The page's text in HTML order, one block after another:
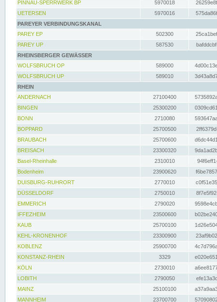
PINNAU-SPERRWERK BP
5970018
UETERSEN
5970016
PAREYER VERBINDUNGSKANAL
PAREY EP
502300
PAREY UP
587530
RHEINSBERGER GEWÄSSER
WOLFSBRUCH OP
589000
WOLFSBRUCH UP
589010
RHEIN
ANDERNACH
27100400
BINGEN
25300200
BONN
2710080
BOPPARD
25700500
BRAUBACH
25700600
BREISACH
23300320
Basel-Rheinhalle
2310010
Bodenheim
23900620
DUISBURG-RUHRORT
2770010
DÜSSELDORF
2750010
EMMERICH
2790020
IFFEZHEIM
23500600
KAUB
25700100
KEHL-KRONENHOF
23300900
KOBLENZ
25900700
KONSTANZ-RHEIN
3329
KÖLN
2730010
LOBITH
2790050
MAINZ
25100100
MANNHEIM
23700700